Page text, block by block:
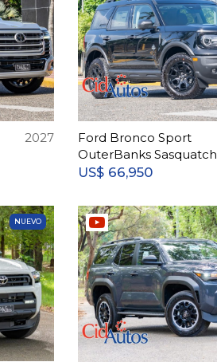
2027
Ford Bronco Sport
OuterBanks Sasquatch
US$ 66,950
NUEVO